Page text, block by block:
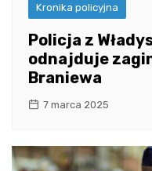
Kronika policyjna
Policja z
odnajduje
Braniewa
7 marca 2025